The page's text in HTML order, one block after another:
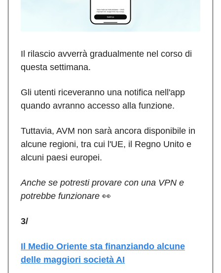
Il rilascio avverrà gradualmente nel corso di
questa settimana.
Gli utenti riceveranno una notifica nell'app
quando avranno accesso alla funzione.
Tuttavia, AVM non sarà ancora disponibile in
alcune regioni, tra cui l'UE, il Regno Unito e
alcuni paesi europei.
Anche se potresti provare con una VPN e
potrebbe funzionare 👀
3/
Il Medio Oriente sta finanziando alcune
delle maggiori società AI